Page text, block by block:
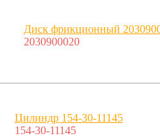
Диск фрикционный
2030900020
Цилиндр 154-30-11145
154-30-11145